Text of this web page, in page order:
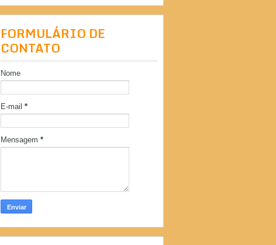
FORMULÁRIO DE
CONTATO
Nome
E-mail *
Mensagem *